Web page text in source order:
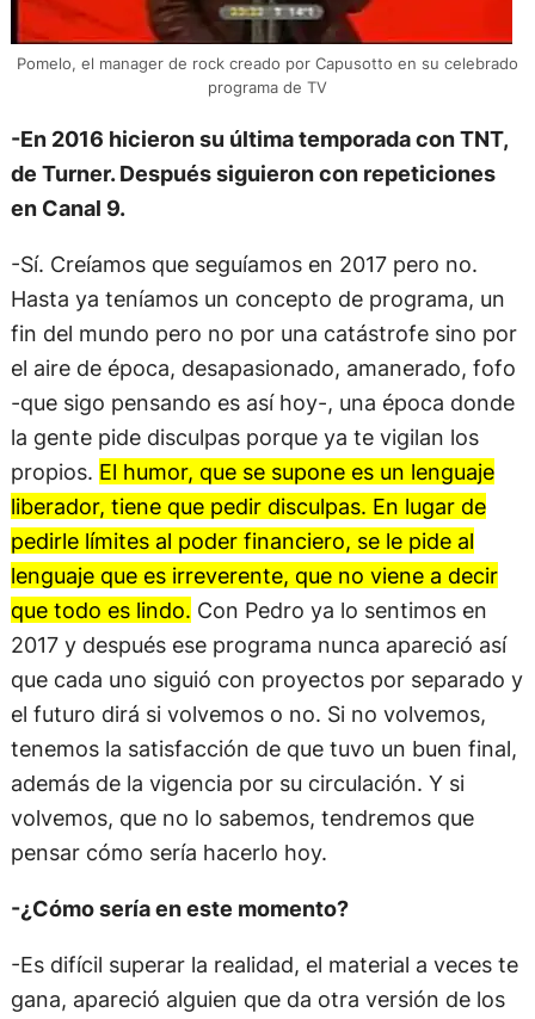
Pomelo, el manager de rock creado por Capusotto en su celebrado
programa de TV
-En 2016 hicieron su última temporada con TNT,
de Turner. Después siguieron con repeticiones
en Canal 9.
-Sí. Creíamos que seguíamos en 2017 pero no.
Hasta ya teníamos un concepto de programa, un
fin del mundo pero no por una catástrofe sino por
el aire de época, desapasionado, amanerado, fofo
-que sigo pensando es así hoy-, una época donde
la gente pide disculpas porque ya te vigilan los
propios. El humor, que se supone es un lenguaje
liberador, tiene que pedir disculpas. En lugar de
pedirle límites al poder financiero, se le pide al
lenguaje que es irreverente, que no viene a decir
que todo es lindo. Con Pedro ya lo sentimos en
2017 y después ese programa nunca apareció así
que cada uno siguió con proyectos por separado y
el futuro dirá si volvemos o no. Si no volvemos,
tenemos la satisfacción de que tuvo un buen final,
además de la vigencia por su circulación. Y si
volvemos, que no lo sabemos, tendremos que
pensar cómo sería hacerlo hoy.
-¿Cómo sería en este momento?
-Es difícil superar la realidad, el material a veces te
gana, apareció alguien que da otra versión de los